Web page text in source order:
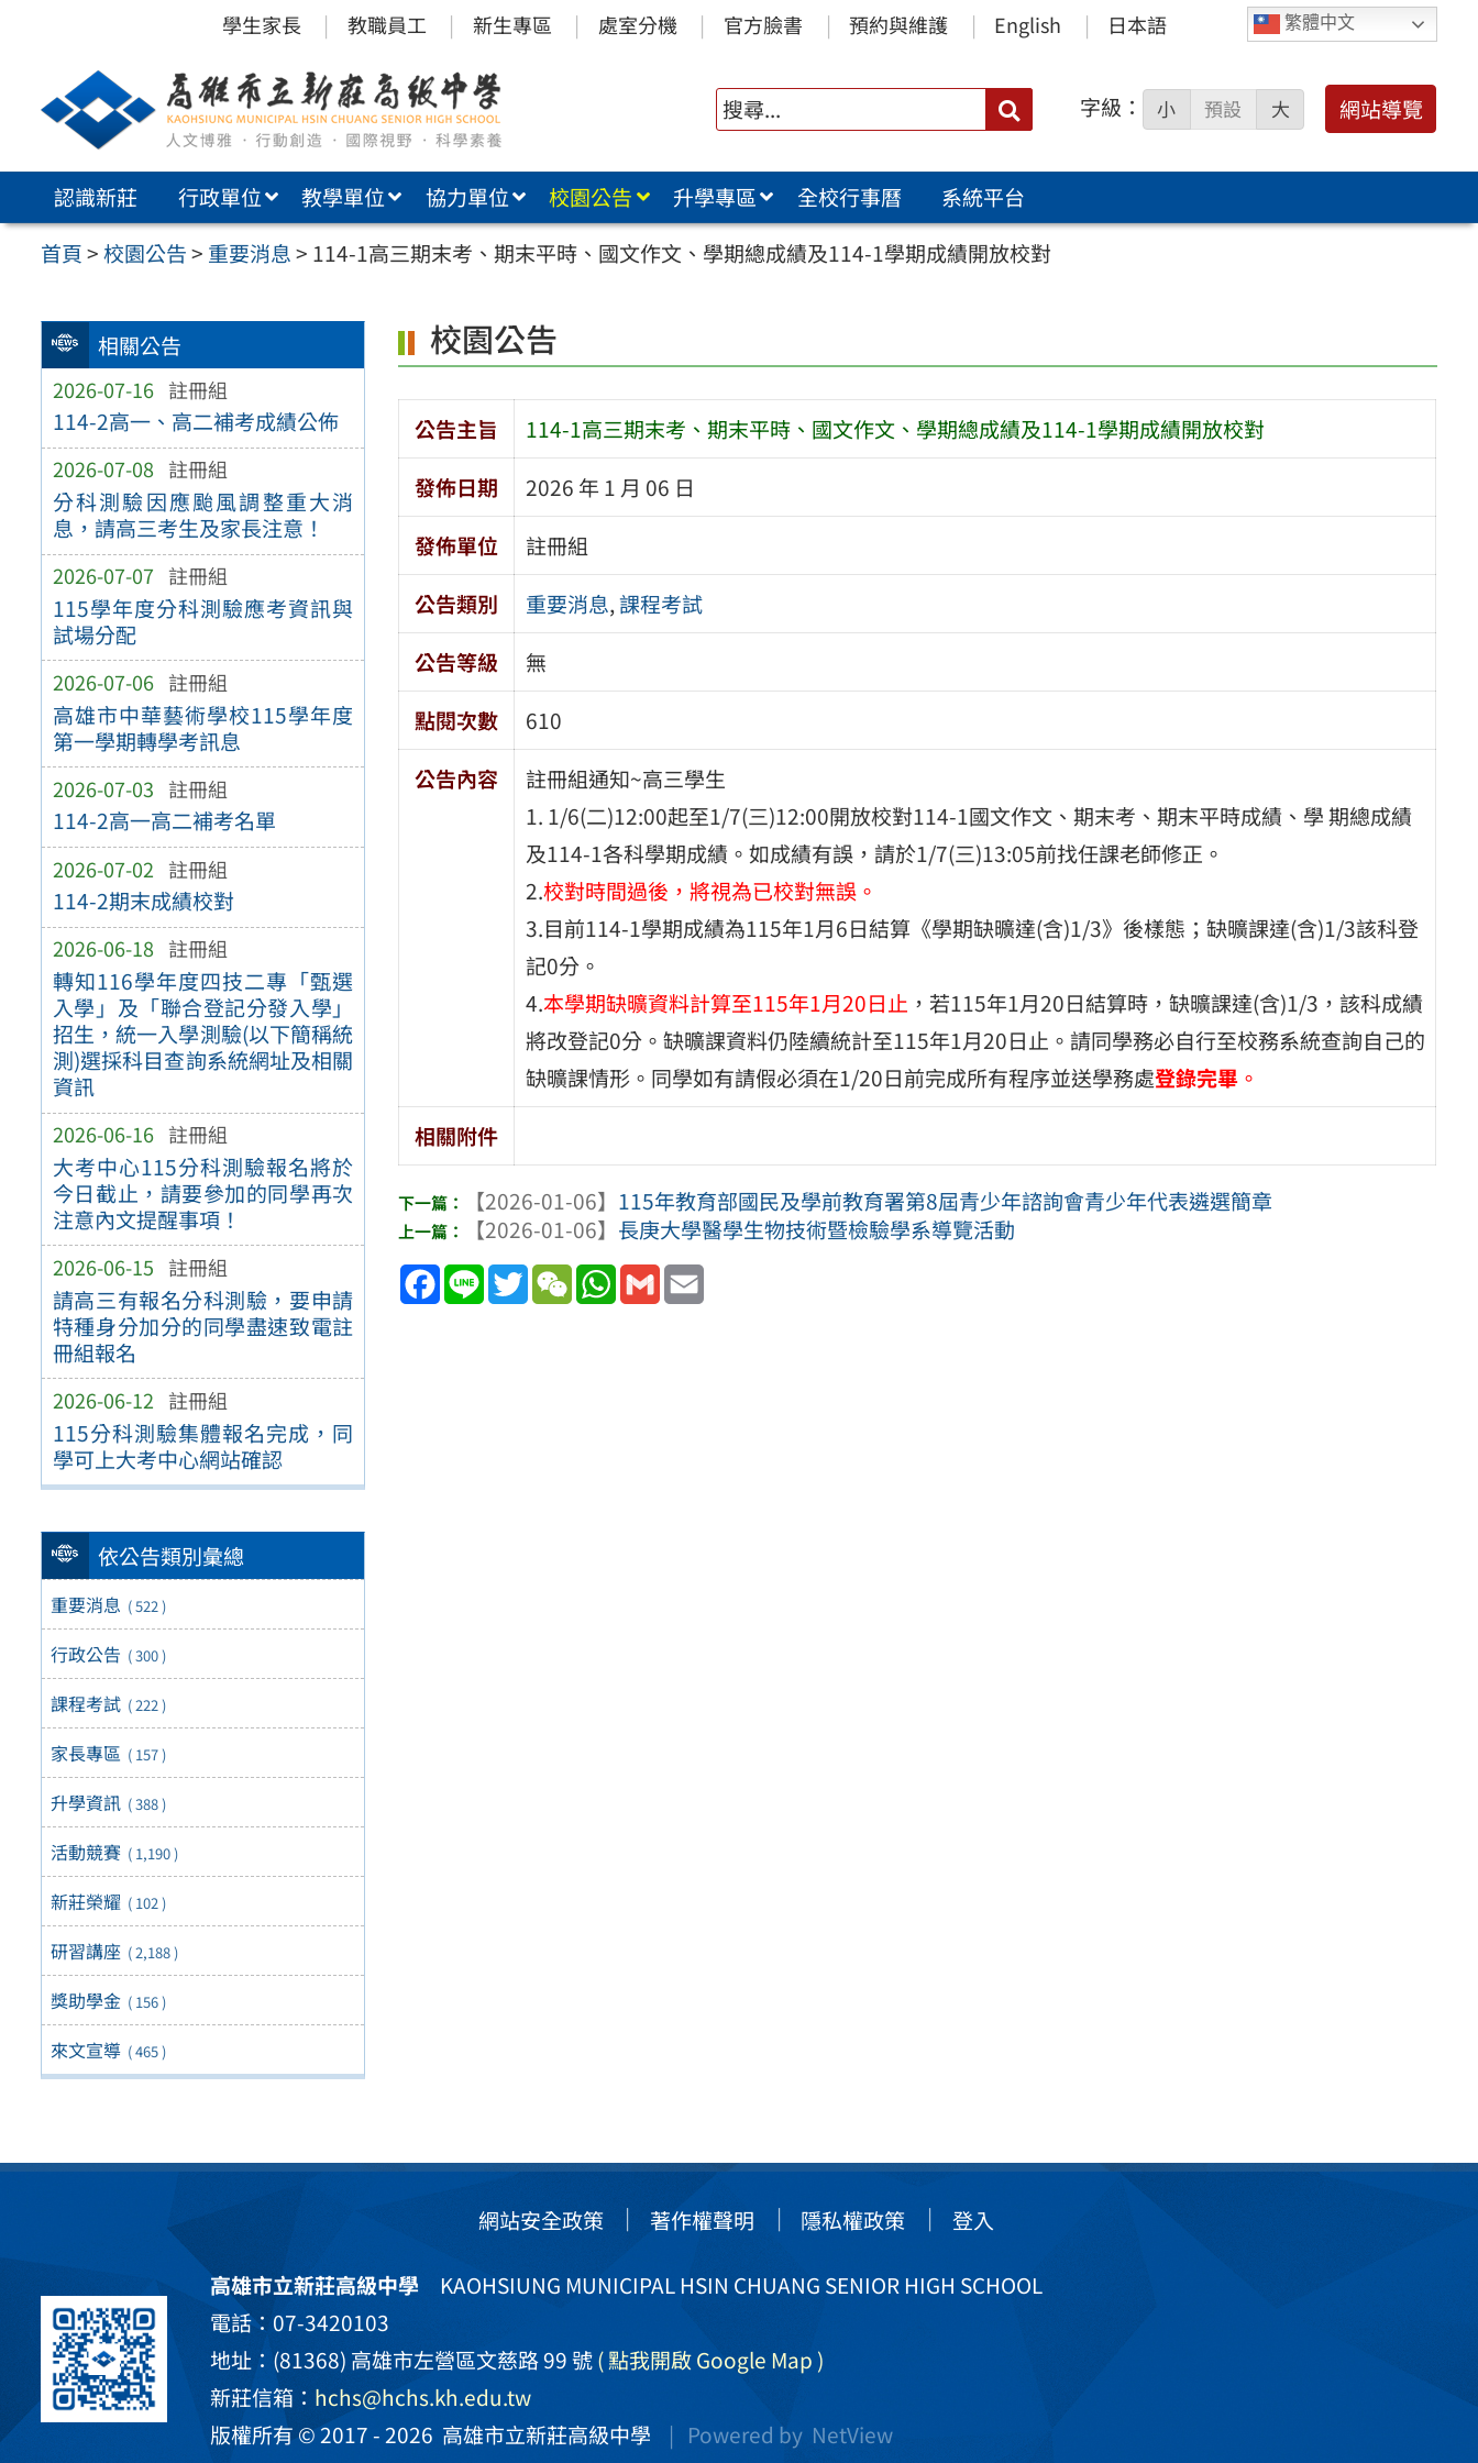
內
繁體中文
學生家長 教職員工 新生專區 處室分機 官方臉書 預約與維護 English 日本語
搜
尋：
字級： 小 預設 大 網站導覽
認識新莊 行政單位 教學單位 協力單位 校園公告 升學專區 全校行事曆
系統平台
首頁>校園公告> 重要消息> 114-1高三期末考、期末平時、國文作文、學期總成績及114-1學期成績開放校對
相關公告
2026-07-16 註冊組
114-2高一、高二補考成績公佈
2026-07-08 註冊組
分科測驗因應颱風調整重大消
息，請高三考生及家長注意！
2026-07-07 註冊組
115學年度分科測驗應考資訊與
試場分配
2026-07-06 註冊組
高雄市中華藝術學校115學年度
第一學期轉學考訊息
2026-07-03 註冊組
114-2高一高二補考名單
2026-07-02 註冊組
114-2期末成績校對
2026-06-18 註冊組
轉知116學年度四技二專「甄選
入學」及「聯合登記分發入學」
招生，統一入學測驗(以下簡稱統
測)選採科目查詢系統網址及相關
資訊
2026-06-16 註冊組
大考中心115分科測驗報名將於
今日截止，請要參加的同學再次
注意內文提醒事項！
2026-06-15 註冊組
請高三有報名分科測驗，要申請
特種身分加分的同學盡速致電註
冊組報名
2026-06-12 註冊組
115分科測驗集體報名完成，同
學可上大考中心網站確認
依公告類別彙總
重要消息 ( 522 )
行政公告 ( 300 )
課程考試 ( 222 )
家長專區 ( 157 )
升學資訊 ( 388 )
活動競賽 ( 1,190 )
新莊榮耀 ( 102 )
研習講座 ( 2,188 )
獎助學金 ( 156 )
來文宣導 ( 465 )
校園公告
公告主旨
114-1高三期末考、期末平時、國文作文、學期總成績及114-1學期成績開放校對
發佈日期
2026 年 1 月 06 日
發佈單位
註冊組
公告類別
重要消息,課程考試
公告等級
無
點閱次數
610
公告內容
註冊組通知~高三學生
1. 1/6(二)12:00起至1/7(三)12:00開放校對114-1國文作文、期末考、期末平時成績、學 期總成績
及114-1各科學期成績。如成績有誤，請於1/7(三)13:05前找任課老師修正。
2.校對時間過後，將視為已校對無誤。
3.目前114-1學期成績為115年1月6日結算《學期缺曠達(含)1/3》後樣態；缺曠課達(含)1/3該科登
記0分。
4.本學期缺曠資料計算至115年1月20日止 ，若115年1月20日結算時，缺曠課達(含)1/3，該科成績
將改登記0分。缺曠課資料仍陸續統計至115年1月20日止。請同學務必自行至校務系統查詢自己的
缺曠課情形。同學如有請假必須在1/20日前完成所有程序並送學務處登錄完畢。
相關附件
【2026-01-06】 115年教育部國民及學前教育署第8屆青少年諮詢會青少年代表遴選簡章
【2026-01-06】 長庚大學醫學生物技術暨檢驗學系導覽活動
Facebook
Line TwitterWeChatWhatsApp
Gmail
網站安全政策 著作權聲明 隱私權政策 登入
高雄市立新莊高級中學KAOHSIUNG MUNICIPAL HSIN CHUANG SENIOR HIGH SCHOOL
電話：07-3420103
地址：(81368) 高雄市左營區文慈路 99 號( 點我開啟 Google Map )
新莊信箱： hchs@hchs.kh.edu.tw
版權所有 © 2017 - 2026 高雄市立新莊高級中學 | Powered by NetView